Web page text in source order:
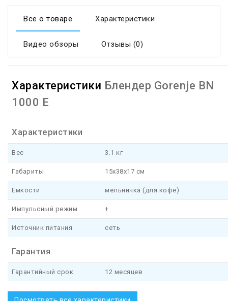
Все о товаре Характеристики
Видео обзоры Отзывы (0)
Характеристики Блендер Gorenje BN
1000 E
Характеристики
Вес 3.1 кг
Габариты 15x38x17 см
Емкости мельничка (для кофе)
Импульсный режим +
Источник питания сеть
Гарантия
Гарантийный срок 12 месяцев